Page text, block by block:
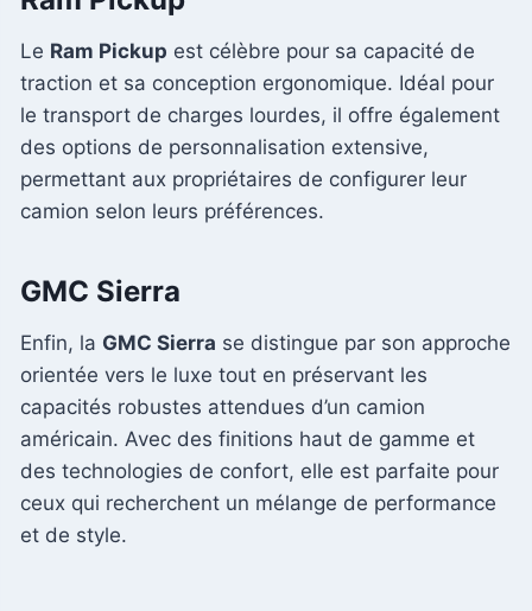
Le Ram Pickup est célèbre pour sa capacité de
traction et sa conception ergonomique. Idéal pour
le transport de charges lourdes, il offre également
des options de personnalisation extensive,
permettant aux propriétaires de configurer leur
camion selon leurs préférences.
GMC Sierra
Enfin, la GMC Sierra se distingue par son approche
orientée vers le luxe tout en préservant les
capacités robustes attendues d’un camion
américain. Avec des finitions haut de gamme et
des technologies de confort, elle est parfaite pour
ceux qui recherchent un mélange de performance
et de style.